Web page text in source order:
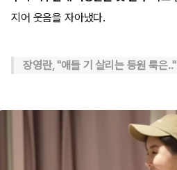
지어 웃음을 자아냈다.
장영란, "애들 기 살리는 등원 룩은.."